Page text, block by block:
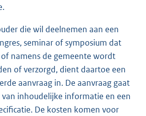
die wil deelnemen aan een
seminar of symposium dat
namens de gemeente wordt
of verzorgd, dient daartoe een
aanvraag in. De aanvraag gaat
van inhoudelijke informatie en een
De kosten komen voor